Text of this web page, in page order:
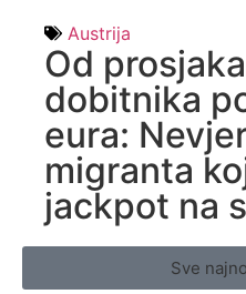
Austrija
Od
dobitnika
eura:
migranta
jackpot na
Sve